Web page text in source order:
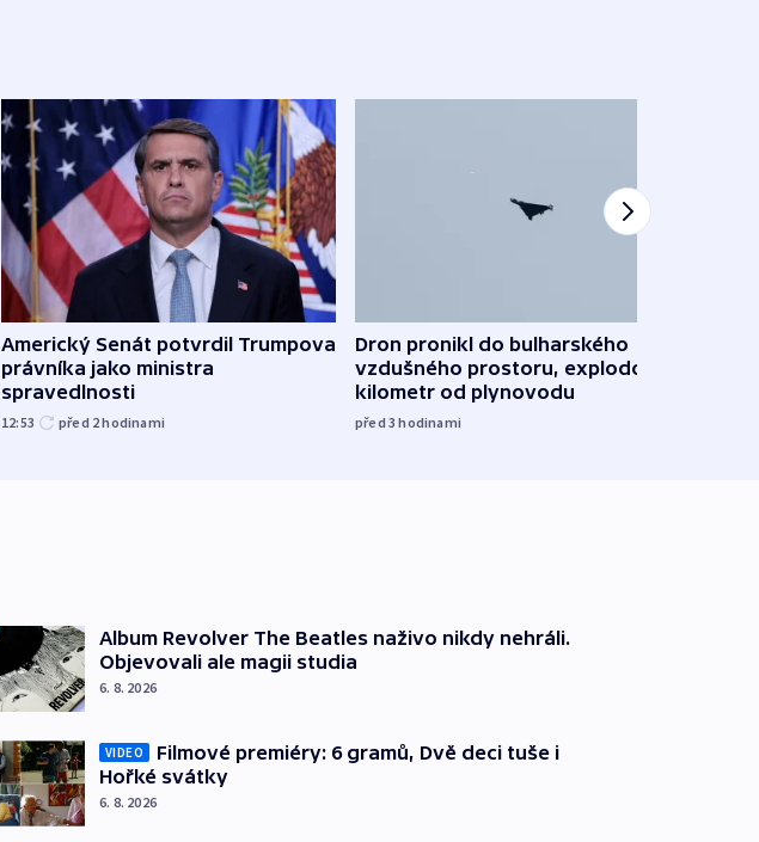
Americký Senát potvrdil Trumpova
právníka jako ministra
spravedlnosti
12:53 před 2hodinami
Dron pronikl do bulharského
vzdušného prostoru, explodoval
kilometr od plynovodu
před 3hodinami
Album Revolver The Beatles naživo nikdy nehráli.
Objevovali ale magii studia
6. 8. 2026
VIDEO
Filmové premiéry: 6 gramů, Dvě deci tuše i
Hořké svátky
6. 8. 2026